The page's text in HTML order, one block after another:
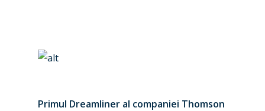
Primul Dreamliner al companiei Thomson